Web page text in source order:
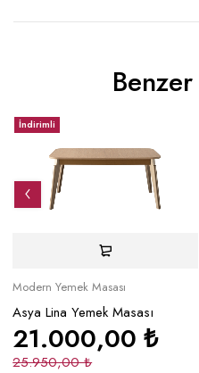
İndirimli
Modern Yemek Masası
Asya Lina Yemek Masası
25.950,00₺
21.000,00₺